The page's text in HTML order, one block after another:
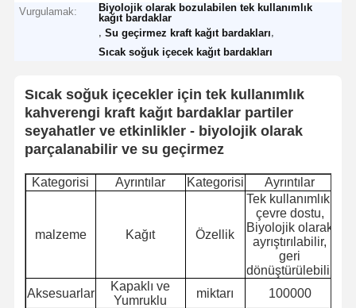
Vurgulamak:
Biyolojik olarak bozulabilen tek kullanımlık
kağıt bardaklar
,Su geçirmez kraft kağıt bardakları
Sıcak soğuk içecek kağıt bardakları
Sıcak soğuk içecekler için tek kullanımlık
kahverengi kraft kağıt bardaklar partiler
seyahatler ve etkinlikler - biyolojik olarak
parçalanabilir ve su geçirmez
Kategorisi Ayrıntılar Kategorisi Ayrıntılar
malzeme Kağıt Özellik
Tek kullanımlık,
çevre dostu,
Biyolojik olarak
ayrıştırılabilir,
geri
dönüştürülebilir
Aksesuarlar
Kapaklı ve
Yumruklu
miktarı 100000